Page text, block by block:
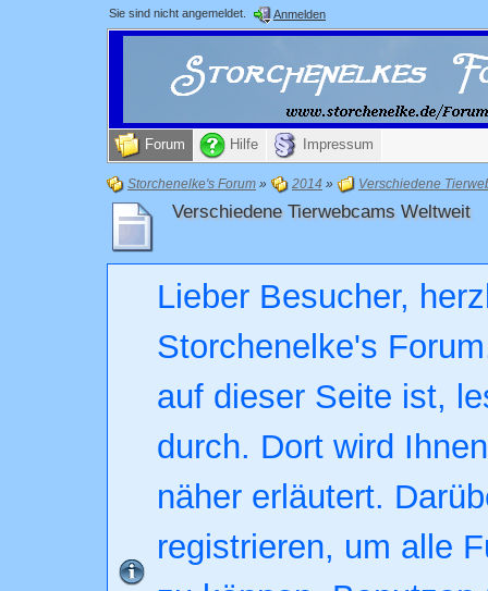
Sie sind nicht angemeldet. Anmelden
Forum Hilfe Impressum
Storchenelke's Forum » 2014 » Verschiedene
Verschiedene Tierwebcams Weltweit
Lieber Besucher,
Storchenelke's
auf dieser Seite ist,
durch. Dort wird
näher erläutert.
registrieren, um alle